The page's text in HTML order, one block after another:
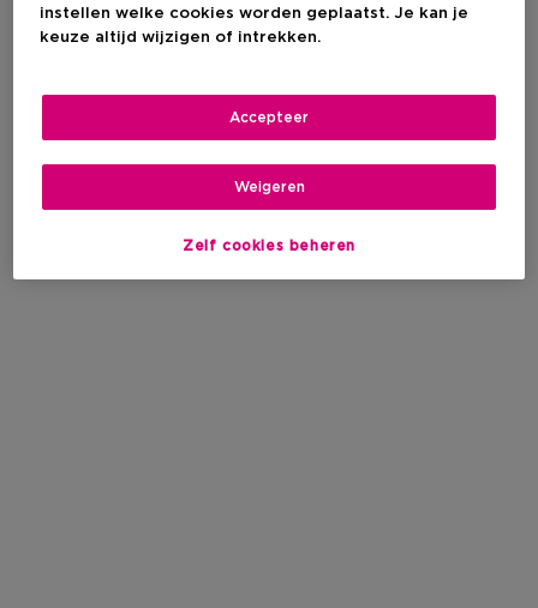
instellen welke cookies worden geplaatst. Je kan je
keuze altijd wijzigen of intrekken.
Zelf cookies beheren
Weigeren
Accepteer